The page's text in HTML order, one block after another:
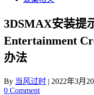
3DSMAX安装提
Entertainment
办法
By 当风过时 | 2022年3月
0 Comment